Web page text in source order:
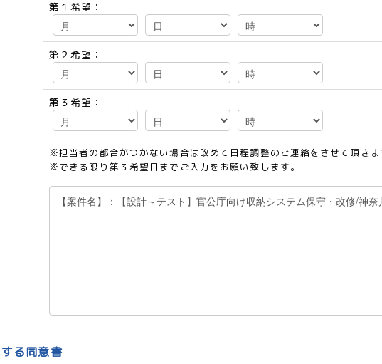
第１希望：
第２希望：
第３希望：
※担当者の都合がつかない場合は改めて日程調整のご連絡をさせて頂き
※できる限り第３希望日までご入力をお願い致します。
る同意書